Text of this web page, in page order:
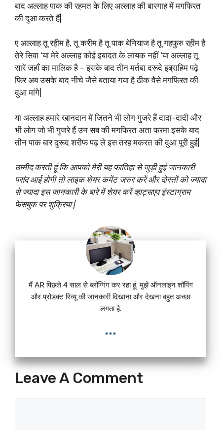
बाद अल्लाह पाक की रहमत के लिए अल्लाह की बारगाह में मगफिरत
की दुआ करते हैं|
ए अल्लाह तू रहीम है, तू करीम है तू पाक बेनियाज है तू गहफुरु रहीम है
तेरे सिवा ‘या मेरे अल्लाह कोई इबादत के लायक नहीं ‘या अल्लाह तू
सारें जहाँ का मालिक है – इसके बाद तीन मर्तबा दरूदे इब्राहिम पढ़े
फिर अब उसके बाद नीचे जैसे बताया गया है ठीक वैसे मगफिरत की
दुआ मांगे|
या अल्लाह हमारे खानदान में जितने भी लोग गुजरे हैं दादा-दादी और
भी लोग जो भी गुजरे हैं उन सब की मगफिरत अता फरमा इसके बाद
तीन पाक बार दुरूद शरीफ पढ़ ले इस तरह मकरत की दुआ पूरी हुई|
उम्मीद करती हूं कि आपको मेरी यह फातिहा से जुड़ी हुई जानकारी
पसंद आई होगी तो लाइक शेयर कमेंट जरुर करें और दोस्तों को ज्यादा
से ज्यादा इस जानकारी के बारे में शेयर करें व्हाट्सएप इंस्टाग्राम
फेसबुक पर शुक्रिया |
मैं AR पिछले 4 साल से ब्लॉग्गिंग कर रहा हूं. मुझे ऑनलाइन शॉपिंग
और प्रोडक्ट रिव्यू की जानकारी दिखाना और देखना बहुत अच्छा
लगता है.
...
Leave A Comment